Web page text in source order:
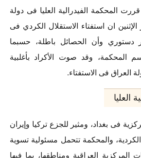
المحكمة الفيدرالية العليا فى دولة
الإثنين ان استفتاء الاستقلال الكردي فى
دستوري وأن الحصائل باطلة، حسبما
المحكمة، وقد صوت الأكراد بأغلبية
العراق فى الاستفتاء.
العليا
فى بغداد، ومثير للجزع تركيا وإيران
الكردية، والمحكمة تتحمل مسئولية تسوية
المركزية العراقية ومناطقها، بما فيها